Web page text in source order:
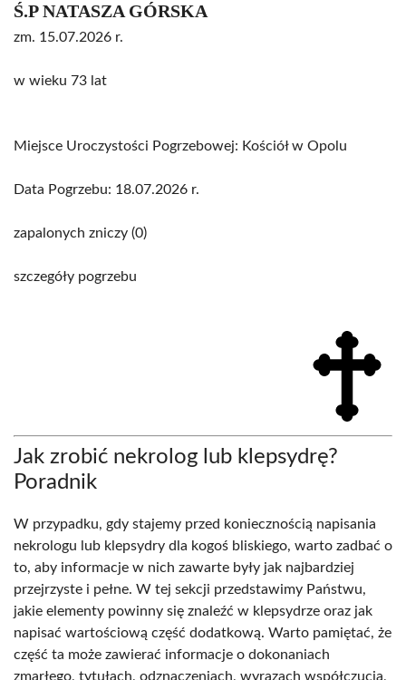
Ś.P NATASZA GÓRSKA
zm. 15.07.2026 r.
w wieku 73 lat
Miejsce Uroczystości Pogrzebowej: Kościół w Opolu
Data Pogrzebu: 18.07.2026 r.
zapalonych zniczy (0)
szczegóły pogrzebu
Jak zrobić nekrolog lub klepsydrę?
Poradnik
W przypadku, gdy stajemy przed koniecznością napisania
nekrologu lub klepsydry dla kogoś bliskiego, warto zadbać o
to, aby informacje w nich zawarte były jak najbardziej
przejrzyste i pełne. W tej sekcji przedstawimy Państwu,
jakie elementy powinny się znaleźć w klepsydrze oraz jak
napisać wartościową część dodatkową. Warto pamiętać, że
część ta może zawierać informacje o dokonaniach
zmarłego, tytułach, odznaczeniach, wyrazach współczucia,